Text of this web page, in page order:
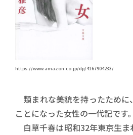
https://www.amazon.co.jp/dp/4167904233/
類まれな美貌を持ったために
ことになった女性の一代記です。
白草千春は昭和32年東京生ま